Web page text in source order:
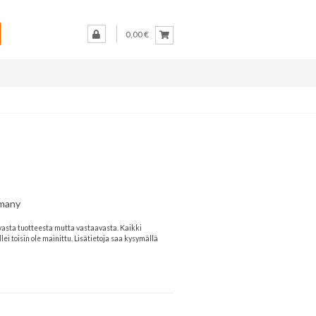
0,00 €
tuotteesta mutta vastaavasta. Kaikki
toisin ole mainittu. Lisätietoja saa kysymällä